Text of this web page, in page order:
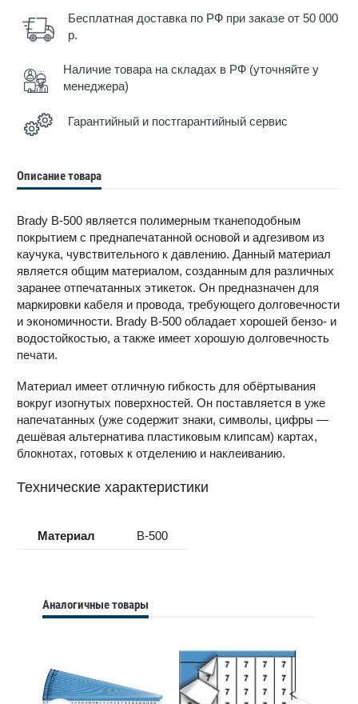
Бесплатная доставка по РФ при заказе от 50 000
р.
Наличие товара на складах в РФ (уточняйте у
менеджера)
Гарантийный и постгарантийный сервис
Описание товара
Brady B-500 является полимерным тканеподобным
покрытием с преднапечатанной основой и адгезивом из
каучука, чувствительного к давлению. Данный материал
является общим материалом, созданным для различных
заранее отпечатанных этикеток. Он предназначен для
маркировки кабеля и провода, требующего долговечности
и экономичности. Brady B-500 обладает хорошей бензо- и
водостойкостью, а также имеет хорошую долговечность
печати.
Материал имеет отличную гибкость для обёртывания
вокруг изогнутых поверхностей. Он поставляется в уже
напечатанных (уже содержит знаки, символы, цифры —
дешёвая альтернатива пластиковым клипсам) картах,
блокнотах, готовых к отделению и наклеиванию.
Технические характеристики
Материал B-500
Аналогичные товары